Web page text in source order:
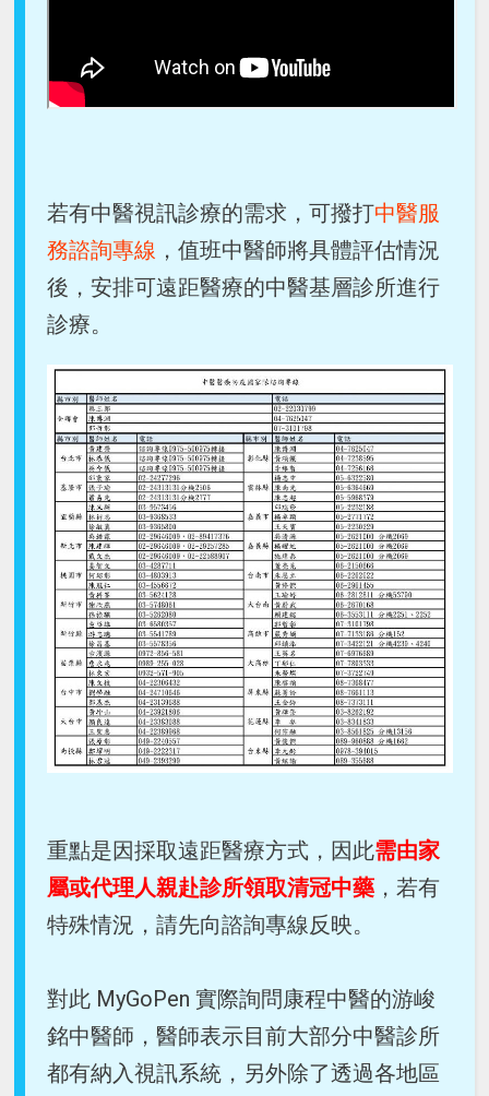
若有中醫視訊診療的需求，可撥打中醫服
務諮詢專線 ，值班中醫師將具體評估情況
後，安排可遠距醫療的中醫基層診所進行
診療。
重點是因採取遠距醫療方式，因此需由家
屬或代理人親赴診所領取清冠中藥 ，若有
特殊情況，請先向諮詢專線反映。
對此 MyGoPen 實際詢問康程中醫的游峻
銘中醫師，醫師表示目前大部分中醫診所
都有納入視訊系統，另外除了透過各地區